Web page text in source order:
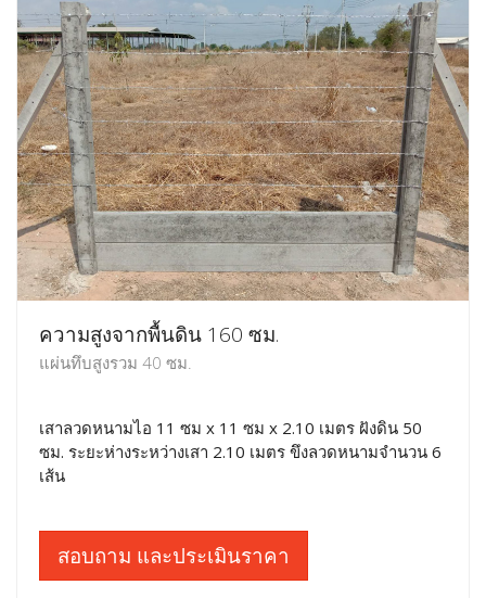
ความสูงจากพื้นดิน 160 ซม.
แผ่นทึบสูงรวม 40 ซม.
เสาลวดหนามไอ 11 ซม x 11 ซม x 2.10 เมตร ฝังดิน 50
ซม. ระยะห่างระหว่างเสา 2.10 เมตร ขึงลวดหนามจำนวน 6
เส้น
สอบถาม และประเมินราคา